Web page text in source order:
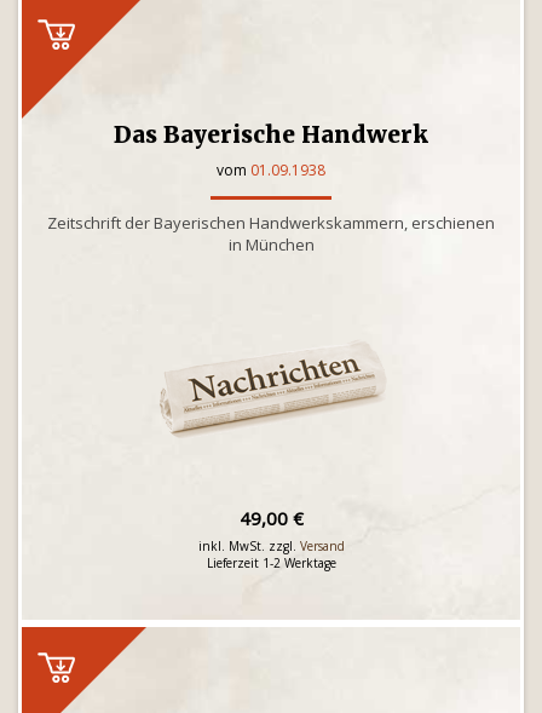
Das Bayerische Handwerk
vom 01.09.1938
Zeitschrift der Bayerischen Handwerkskammern, erschienen
in München
49,00 €
inkl. MwSt. zzgl. Versand
Lieferzeit 1-2 Werktage